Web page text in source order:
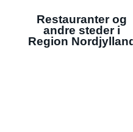
Restauranter og
andre steder i
Region